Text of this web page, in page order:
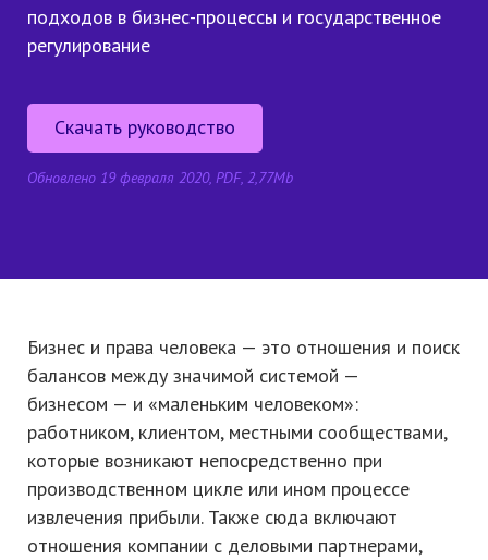
подходов в бизнес-процессы и государственное
регулирование
Скачать руководство
Обновлено 19 февраля 2020, PDF, 2,77Mb
Бизнес и права человека — это отношения и поиск
балансов между значимой системой —
бизнесом — и «маленьким человеком»:
работником, клиентом, местными сообществами,
которые возникают непосредственно при
производственном цикле или ином процессе
извлечения прибыли. Также сюда включают
отношения компании с деловыми партнерами,